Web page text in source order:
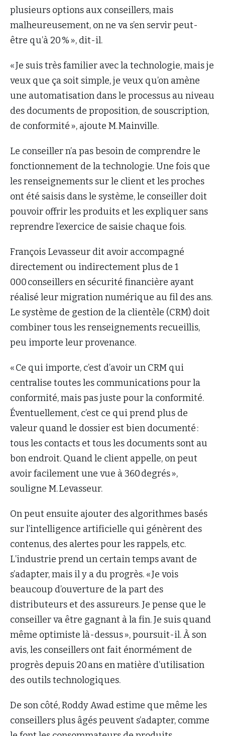
plusieurs options aux conseillers, mais
malheureusement, on ne va s’en servir peut-
être qu’à 20 % », dit-il.
« Je suis très familier avec la technologie, mais je
veux que ça soit simple, je veux qu’on amène
une automatisation dans le processus au niveau
des documents de proposition, de souscription,
de conformité », ajoute M. Mainville.
Le conseiller n’a pas besoin de comprendre le
fonctionnement de la technologie. Une fois que
les renseignements sur le client et les proches
ont été saisis dans le système, le conseiller doit
pouvoir offrir les produits et les expliquer sans
reprendre l’exercice de saisie chaque fois.
François Levasseur dit avoir accompagné
directement ou indirectement plus de 1
000 conseillers en sécurité financière ayant
réalisé leur migration numérique au fil des ans.
Le système de gestion de la clientèle (CRM) doit
combiner tous les renseignements recueillis,
peu importe leur provenance.
« Ce qui importe, c’est d’avoir un CRM qui
centralise toutes les communications pour la
conformité, mais pas juste pour la conformité.
Éventuellement, c’est ce qui prend plus de
valeur quand le dossier est bien documenté :
tous les contacts et tous les documents sont au
bon endroit. Quand le client appelle, on peut
avoir facilement une vue à 360 degrés »,
souligne M. Levasseur.
On peut ensuite ajouter des algorithmes basés
sur l’intelligence artificielle qui génèrent des
contenus, des alertes pour les rappels, etc.
L’industrie prend un certain temps avant de
s’adapter, mais il y a du progrès. « Je vois
beaucoup d’ouverture de la part des
distributeurs et des assureurs. Je pense que le
conseiller va être gagnant à la fin. Je suis quand
même optimiste là-dessus », poursuit-il. À son
avis, les conseillers ont fait énormément de
progrès depuis 20 ans en matière d’utilisation
des outils technologiques.
De son côté, Roddy Awad estime que même les
conseillers plus âgés peuvent s’adapter, comme